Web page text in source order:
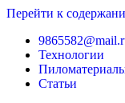
Перейти к
Технологии
Статьи